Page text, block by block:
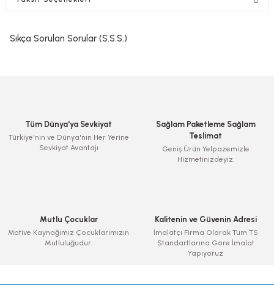
Sıkça Sorulan Sorular (S.S.S.)
Tüm Dünya'ya Sevkiyat
Türkiye'nin ve Dünya'nın Her Yerine
Sevkiyat Avantajı
Sağlam Paketleme Sağlam
Teslimat
Geniş Ürün Yelpazemizle
Hizmetinizdeyiz.
Mutlu Çocuklar
Motive Kaynağımız Çocuklarımızın
Mutluluğudur.
Kalitenin ve Güvenin Adresi
İmalatçı Firma Olarak Tüm TS
Standartlarına Göre İmalat
Yapıyoruz